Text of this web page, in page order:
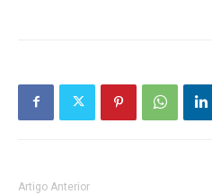
Artigo Anterior